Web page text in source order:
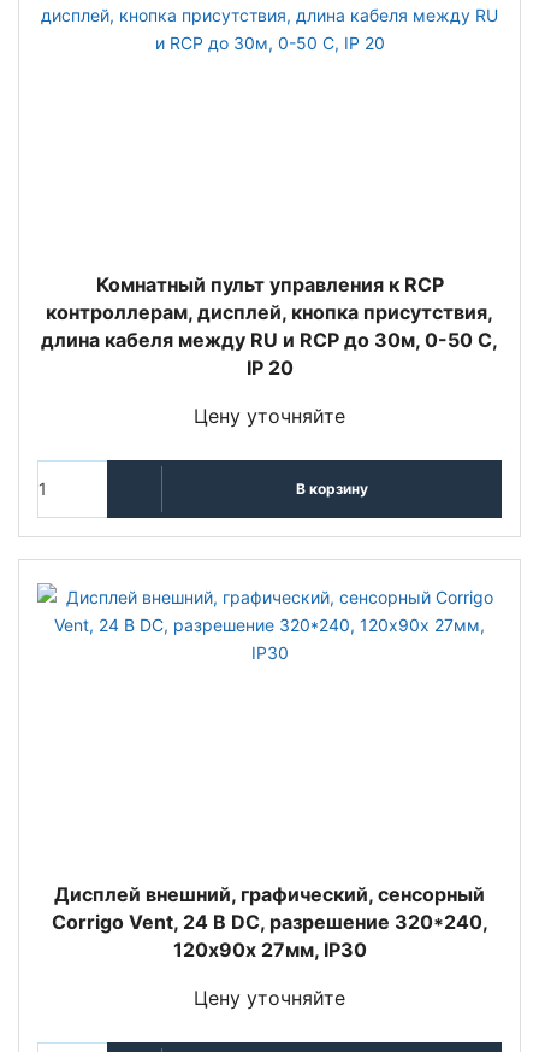
Комнатный пульт управления к RCP
контроллерам, дисплей, кнопка присутствия,
длина кабеля между RU и RCP до 30м, 0-50 С,
IP 20
Цену уточняйте
В корзину
Дисплей внешний, графический, сенсорный
Corrigo Vent, 24 В DC, разрешение 320*240,
120х90х 27мм, IP30
Цену уточняйте